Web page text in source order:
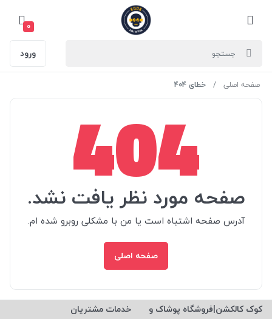
0
ورود
صفحه اصلی خطای 404
404
صفحه مورد نظر یافت نشد.
آدرس صفحه اشتباه است یا من با مشکلی روبرو شده ام.
صفحه اصلی
کوک کالکشن|فروشگاه پوشاک و
خدمات مشتریان